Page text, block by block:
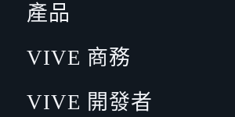
產品
VIVE 商務
VIVE 開發者